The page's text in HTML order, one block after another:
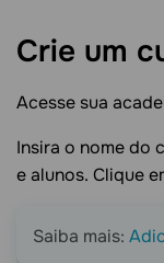
Crie um
Acesse sua
Insira o nome do
e alunos. Clique
Saiba mais: